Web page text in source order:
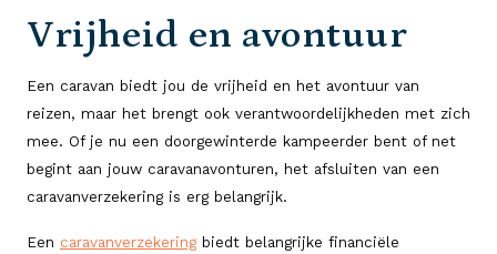
Vrijheid en avontuur
Een caravan biedt jou de vrijheid en het avontuur van
reizen, maar het brengt ook verantwoordelijkheden met zich
mee. Of je nu een doorgewinterde kampeerder bent of net
begint aan jouw caravanavonturen, het afsluiten van een
caravanverzekering is erg belangrijk.
Een caravanverzekering biedt belangrijke financiële